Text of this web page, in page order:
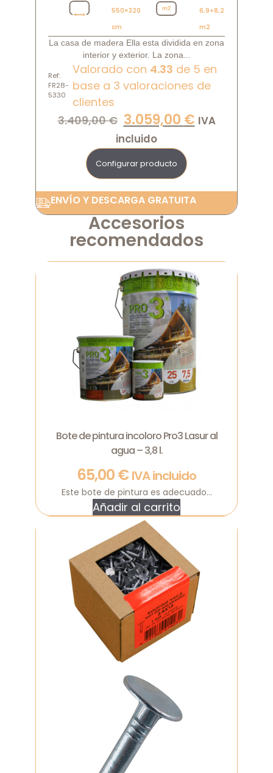
550×320
cm
6,9+8,2
m2
La casa de madera Ella esta dividida en zona
interior y exterior. La zona...
Ref:
FR28-
5330
Valorado con 4.33 de 5 en
base a 3 valoraciones de
clientes
3.409,00€ 3.059,00 € IVA
incluido
Configurar producto
ENVÍO Y DESCARGA GRATUITA
Accesorios
recomendados
Bote de pintura incoloro Pro3 Lasur al
agua – 3,8 l.
65,00€ IVA incluido
Este bote de pintura es adecuado...
Añadir al carrito